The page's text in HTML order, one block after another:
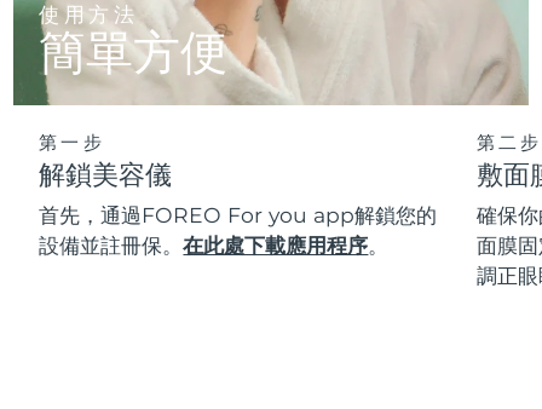
使用方法
簡單方便
第一步
解鎖美容儀
首先，通過FOREO For you app解鎖您的
設備並註冊保。在此處下載應用程序。
第二步
敷面
確保
面膜
調正